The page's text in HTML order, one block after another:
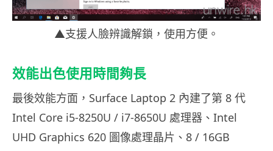
▲支援人臉辨識解鎖，使用方便。
效能出色使用時間夠長
最後效能方面，Surface Laptop 2 內建了第 8 代
Intel Core i5-8250U / i7-8650U 處理器、Intel
UHD Graphics 620 圖像處理晶片、8 / 16GB